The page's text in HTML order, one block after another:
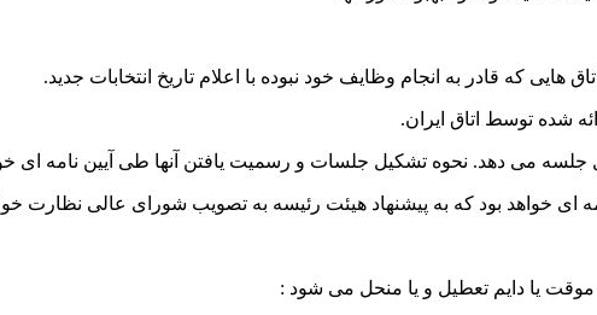
شده توسط اتاق ایران.
موقت یا دایم تعطیل و یا منحل می شود :